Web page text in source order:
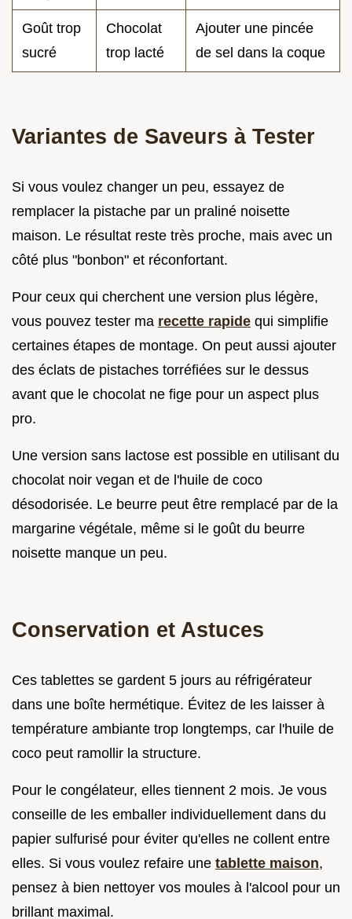
Goût trop
sucré
Chocolat
trop lacté
Ajouter une pincée
de sel dans la coque
Variantes de Saveurs à Tester
Si vous voulez changer un peu, essayez de
remplacer la pistache par un praliné noisette
maison. Le résultat reste très proche, mais avec un
côté plus "bonbon" et réconfortant.
Pour ceux qui cherchent une version plus légère,
vous pouvez tester ma recette rapide qui simplifie
certaines étapes de montage. On peut aussi ajouter
des éclats de pistaches torréfiées sur le dessus
avant que le chocolat ne fige pour un aspect plus
pro.
Une version sans lactose est possible en utilisant du
chocolat noir vegan et de l'huile de coco
désodorisée. Le beurre peut être remplacé par de la
margarine végétale, même si le goût du beurre
noisette manque un peu.
Conservation et Astuces
Ces tablettes se gardent 5 jours au réfrigérateur
dans une boîte hermétique. Évitez de les laisser à
température ambiante trop longtemps, car l'huile de
coco peut ramollir la structure.
Pour le congélateur, elles tiennent 2 mois. Je vous
conseille de les emballer individuellement dans du
papier sulfurisé pour éviter qu'elles ne collent entre
elles. Si vous voulez refaire une tablette maison,
pensez à bien nettoyer vos moules à l'alcool pour un
brillant maximal.